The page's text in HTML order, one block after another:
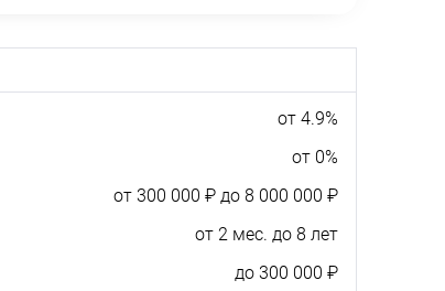
от 4.9%
от 0%
от 300 000 ₽ до 8 000 000 ₽
от 2 мес. до 8 лет
до 300 000 ₽